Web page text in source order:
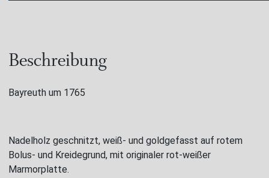
Beschreibung
Bayreuth um 1765
Nadelholz geschnitzt, weiß- und goldgefasst auf rotem
Bolus- und Kreidegrund, mit originaler rot-weißer
Marmorplatte.